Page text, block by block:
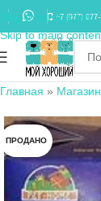
Skip to navigation
Skip to main
+7 (977) 677-
Главная » Магазин
ПРОДАНО